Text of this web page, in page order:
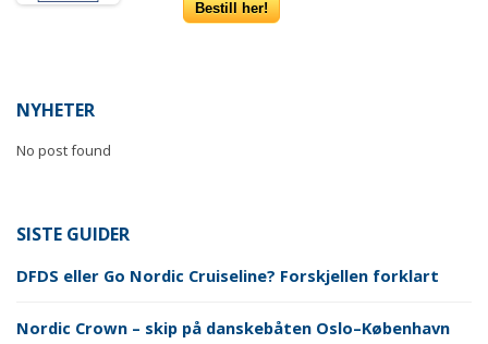
Bestill her!
NYHETER
No post found
SISTE GUIDER
DFDS eller Go Nordic Cruiseline? Forskjellen forklart
Nordic Crown – skip på danskebåten Oslo–København